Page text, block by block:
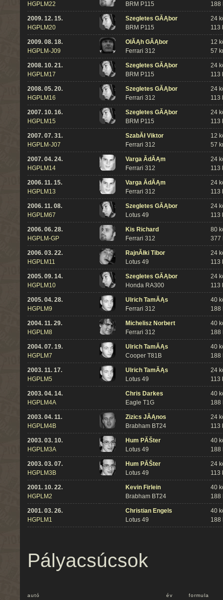
HGPLM22
BRM P115
188
2009. 12. 15.
HGPLM20
Szegletes GĂĄbor
BRM P115
24
113
2009. 08. 18.
HGPLM-J09
OlĂĄh GĂĄbor
Ferrari 312
12
57
2008. 10. 21.
HGPLM17
Szegletes GĂĄbor
BRM P115
24
113
2008. 05. 20.
HGPLM16
Szegletes GĂĄbor
Ferrari 312
24
113
2007. 10. 16.
HGPLM15
Szegletes GĂĄbor
BRM P115
24
113
2007. 07. 31.
HGPLM-J07
SzabĂł Viktor
Ferrari 312
12
57
2007. 04. 24.
HGPLM14
Varga ĂdĂĄm
Ferrari 312
24
113
2006. 11. 15.
HGPLM13
Varga ĂdĂĄm
Ferrari 312
24
113
2006. 11. 08.
HGPLM67
Szegletes GĂĄbor
Lotus 49
24
113
2006. 06. 28.
HGPLM-GP
Kis Richard
Ferrari 312
80
377
2006. 03. 22.
HGPLM11
RajnĂłki Tibor
Lotus 49
24
113
2005. 09. 14.
HGPLM10
Szegletes GĂĄbor
Honda RA300
24
113
2005. 04. 28.
HGPLM9
Ulrich TamĂĄs
Ferrari 312
40
188
2004. 11. 29.
HGPLM8
Michelisz Norbert
Ferrari 312
40
188
2004. 07. 19.
HGPLM7
Ulrich TamĂĄs
Cooper T81B
40
188
2003. 11. 17.
HGPLM5
Ulrich TamĂĄs
Lotus 49
24
113
2003. 04. 14.
HGPLM4A
Chris Darkes
Eagle T1G
40
188
2003. 04. 11.
HGPLM4B
Zizics JĂĄnos
Brabham BT24
24
113
2003. 03. 10.
HGPLM3A
Hum PĂŠter
Lotus 49
40
188
2003. 03. 07.
HGPLM3B
Hum PĂŠter
Lotus 49
24
113
2001. 10. 22.
HGPLM2
Kevin Firlein
Brabham BT24
40
188
2001. 03. 26.
HGPLM1
Christian Engels
Lotus 49
40
188
Pályacsúcsok
autó év formula